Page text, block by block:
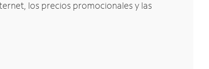
los precios promocionales y las